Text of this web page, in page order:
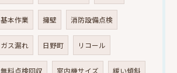
基本作業 擁壁 消防設備点検
ガス漏れ 日野町 リコール
無料点検回収 室内機サイズ 緩い傾斜